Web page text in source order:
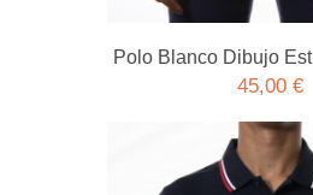
Polo Blanco Dibujo
45,00 €